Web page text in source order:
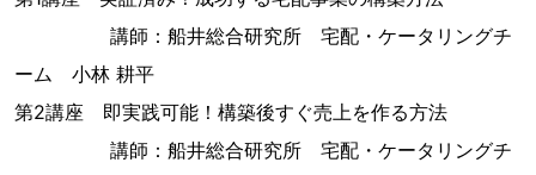
講師：船井総合研究所 宅配・ケータリングチ
ーム 小林 耕平
第2講座 即実践可能！構築後すぐ売上を作る方法
講師：船井総合研究所 宅配・ケータリングチ